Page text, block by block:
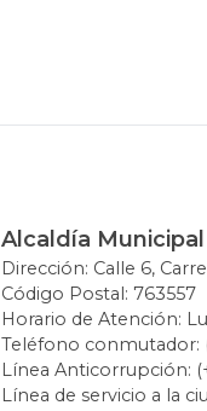
Alcaldía
Dirección: Calle 6,
Código Postal: 763557
Horario de Atención:
Teléfono conmutador:
Línea Anticorrupción:
Línea de servicio a la